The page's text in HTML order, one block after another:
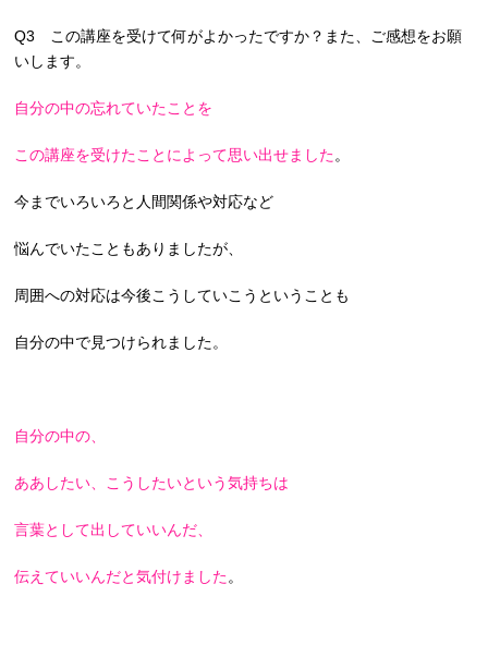
Q3 この講座を受けて何がよかったですか？また、ご感想をお願
いします。
自分の中の忘れていたことを
この講座を受けたことによって思い出せました。
今までいろいろと人間関係や対応など
悩んでいたこともありましたが、
周囲への対応は今後こうしていこうということも
自分の中で見つけられました。
自分の中の、
ああしたい、こうしたいという気持ちは
言葉として出していいんだ、
伝えていいんだと気付けました。